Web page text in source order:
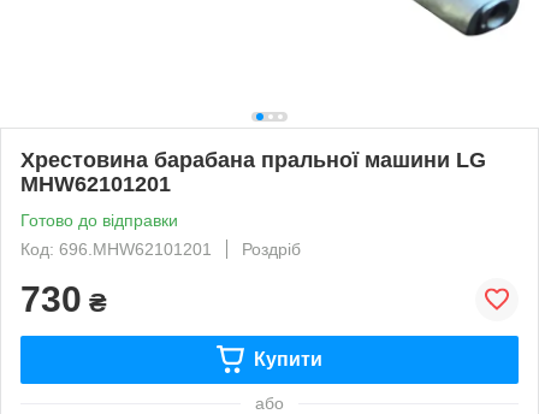
Хрестовина барабана пральної машини LG
MHW62101201
Готово до відправки
Код: 696.MHW62101201
Роздріб
730 ₴
Купити
або